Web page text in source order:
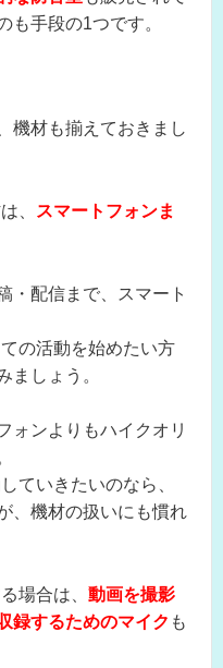
も手段の1つです。
機材も揃えておきまし
、
スマートフォンま
・配信まで、スマート
の活動を始めたい方
ましょう。
ォンよりもハイクオリ
ていきたいのなら、
、機材の扱いにも慣れ
場合は、 動画を撮影
録するためのマイク も